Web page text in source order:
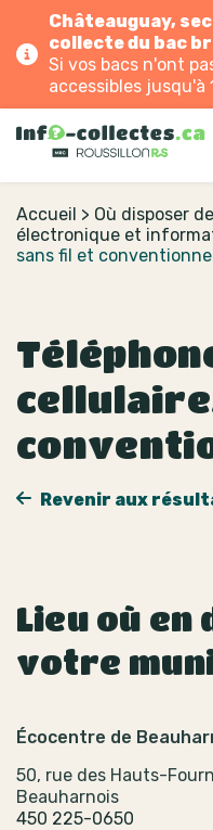
Châteauguay,
collecte du bac
Si vos bacs n'ont
accessibles jusqu'à
Accueil > Où disposer
électronique et
sans fil et
Revenir aux
Lieu où en
votre
Écocentre de
50, rue des Hauts-
Beauharnois
450 225-0650